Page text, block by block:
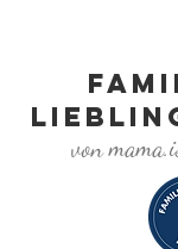
von